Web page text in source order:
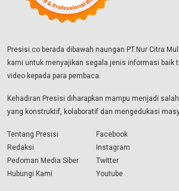
Presisi.co berada dibawah naungan PT.Nur Citra
kami untuk menyajikan segala jenis informasi baik
video kepada para pembaca.
Kehadiran Presisi diharapkan mampu menjadi
yang konstruktif, kolaboratif dan mengedukasi
Tentang Presisi
Redaksi
Pedoman Media Siber
Hubungi Kami
Facebook
Instagram
Twitter
Youtube